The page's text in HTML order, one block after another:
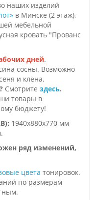
наших изделий
в Минске (2 этаж),
мебельной
кровать "Прованс
дней.
сосны. Возможно
и клёна.
Смотрите здесь.
товары в
бюджету!
1940х880х770 мм
ряд изменений,
цвета тонировок.
по размерам